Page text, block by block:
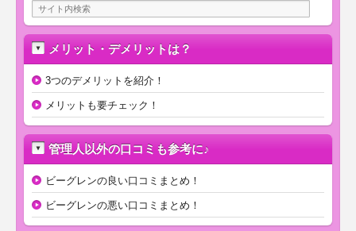
メリット・デメリットは？
3つのデメリットを紹介！
メリットも要チェック！
管理人以外の口コミも参考に♪
ビーグレンの良い口コミまとめ！
ビーグレンの悪い口コミまとめ！